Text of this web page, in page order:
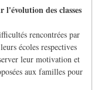
l'évolution des classes
rencontrées par
écoles respectives
leur motivation et
aux familles pour